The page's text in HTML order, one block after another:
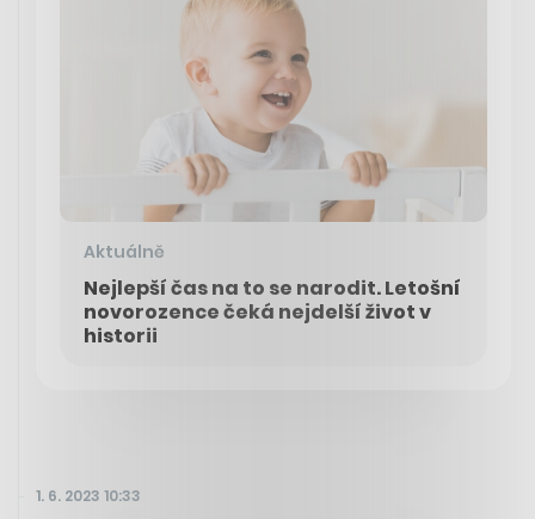
Aktuálně
Nejlepší čas na to se narodit. Letošní
novorozence čeká nejdelší život v
historii
1. 6. 2023 10:33